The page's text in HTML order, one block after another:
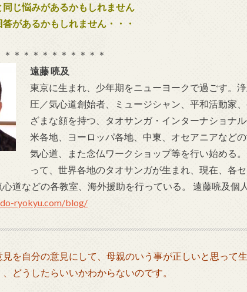
同じ悩みがあるかもしれません
があるかもしれません・・・
＊＊＊＊＊＊＊＊＊＊
遠藤 喨及
東京に生まれ、少年期をニューヨークで過ごす。
圧／気心道創始者、ミュージシャン、平和活動家
ざまな顔を持つ、タオサンガ・インターナショナ
米各地、ヨーロッパ各地、中東、オセアニアなどの
気心道、また念仏ワークショップ等を行い始める
って、世界各地のタオサンガが生まれ、現在、各
道などの各教室、海外援助を行っている。 遠藤喨及個
ryokyu.com/blog/
を自分の意見にして、母親のいう事が正しいと思って生
どうしたらいいかわからないのです。